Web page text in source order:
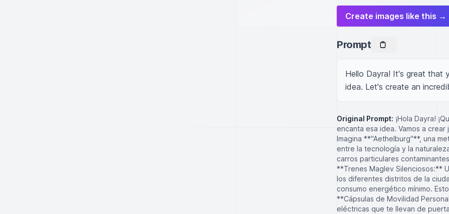
Create images like this →
Prompt
Hello Dayra! It's great that
idea. Let's create an
Original Prompt: ¡Hola Dayra!
encanta esa idea. Vamos a
Imagina **"Aethelburg"**, una
entre la tecnología y la
carros particulares
**Trenes Maglev Silenciosos:**
los diferentes distritos de la
consumo energético mínimo.
**Cápsulas de Movilidad
eléctricas que te llevan de